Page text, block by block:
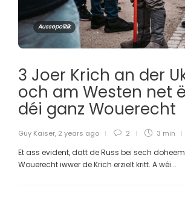
Aussepolitik
3 Joer Krich an der
och am Westen net
déi ganz Wouerecht
Guy Kaiser, 2 years ago 2 3 min
Et ass evident, datt de Russ bei sech
Wouerecht iwwer de Krich erzielt kritt. A wéi...